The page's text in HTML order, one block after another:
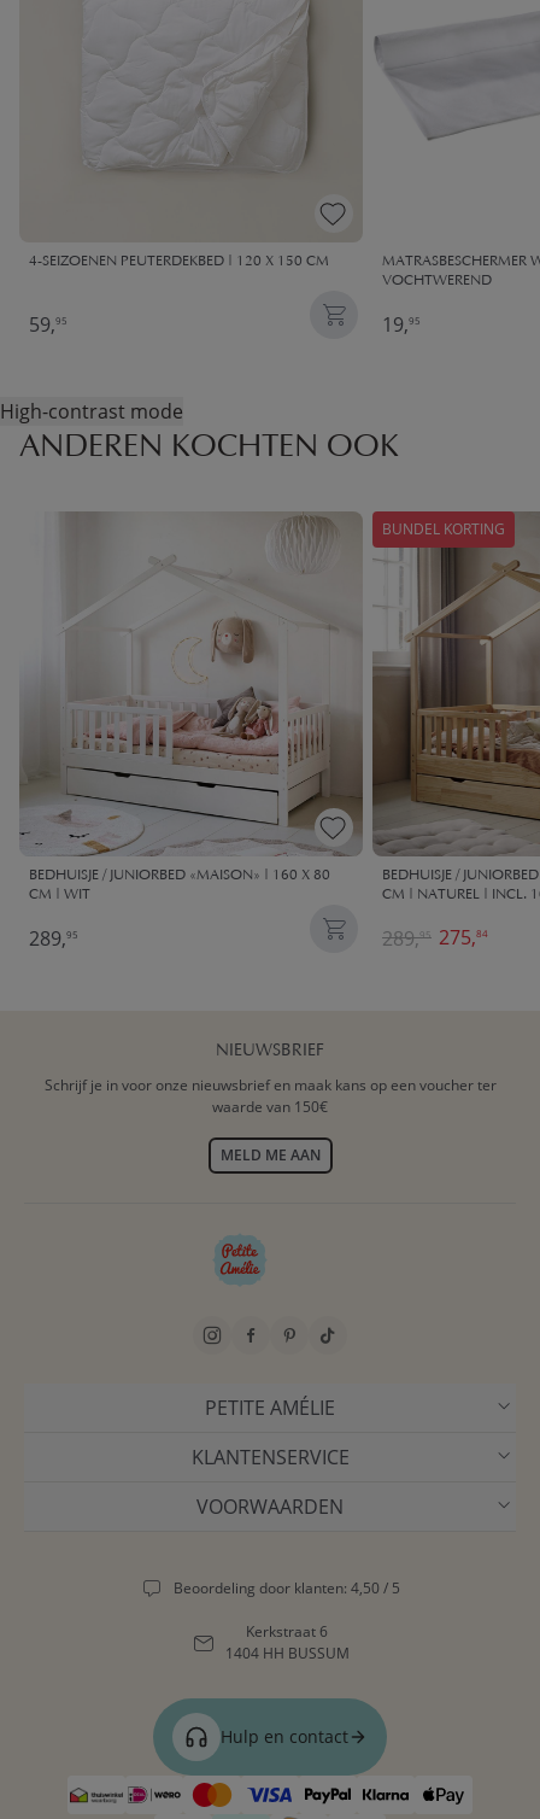
4-SEIZOENEN PEUTERDEKBED | 120 X 150 CM
59,95
MATRASBESCHERMER
VOCHTWEREND
19,95
High-contrast mode
ANDEREN KOCHTEN OOK
BEDHUISJE / JUNIORBED «MAISON» | 160 X 80
CM | WIT
289,95
BUNDEL KORTING
BEDHUISJE /
CM | NATUREL | INCL.
275,84
289,95
NIEUWSBRIEF
Schrijf je in voor onze nieuwsbrief en maak kans op een voucher ter
waarde van 150€
MELD ME AAN
PETITE AMÉLIE
KLANTENSERVICE
VOORWAARDEN
Beoordeling door klanten: 4,50 / 5
Kerkstraat 6
1404 HH BUSSUM
Hulp en contact